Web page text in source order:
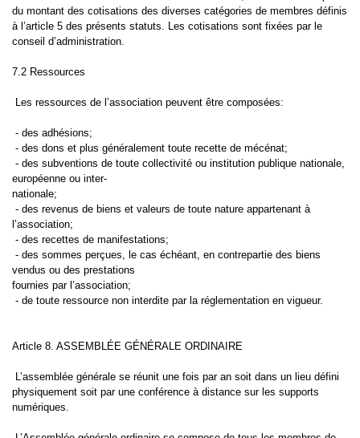
du montant des cotisations des diverses catégories de membres définis
à l’article 5 des présents statuts. Les cotisations sont fixées par le
conseil d’administration.
7.2 Ressources
Les ressources de l’association peuvent être composées:
- des adhésions;
- des dons et plus généralement toute recette de mécénat;
- des subventions de toute collectivité ou institution publique nationale,
européenne ou inter-
nationale;
- des revenus de biens et valeurs de toute nature appartenant à
l’association;
- des recettes de manifestations;
- des sommes perçues, le cas échéant, en contrepartie des biens
vendus ou des prestations
fournies par l’association;
- de toute ressource non interdite par la réglementation en vigueur.
Article 8. ASSEMBLÉE GÉNÉRALE ORDINAIRE
L’assemblée générale se réunit une fois par an soit dans un lieu défini
physiquement soit par une conférence à distance sur les supports
numériques.